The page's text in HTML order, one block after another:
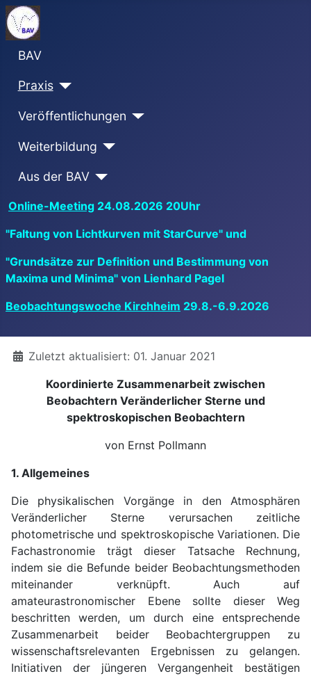
BAV
Praxis
Veröffentlichungen
Weiterbildung
Aus der BAV
Online-Meeting 24.08.2026 20Uhr
"Faltung von Lichtkurven mit StarCurve" und
"Grundsätze zur Definition und Bestimmung von
Maxima und Minima" von Lienhard Pagel
Beobachtungswoche Kirchheim 29.8.-6.9.2026
DetailsZuletzt aktualisiert: 01. Januar 2021
Koordinierte Zusammenarbeit zwischen
Beobachtern Veränderlicher Sterne und
spektroskopischen Beobachtern
von Ernst Pollmann
1. Allgemeines
Die physikalischen Vorgänge in den Atmosphären
Veränderlicher Sterne verursachen zeitliche
photometrische und spektroskopische Variationen. Die
Fachastronomie trägt dieser Tatsache Rechnung,
indem sie die Befunde beider Beobachtungsmethoden
miteinander verknüpft. Auch auf
amateurastronomischer Ebene sollte dieser Weg
beschritten werden, um durch eine entsprechende
Zusammenarbeit beider Beobachtergruppen zu
wissenschaftsrelevanten Ergebnissen zu gelangen.
Initiativen der jüngeren Vergangenheit bestätigen